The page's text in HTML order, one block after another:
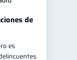
de
es